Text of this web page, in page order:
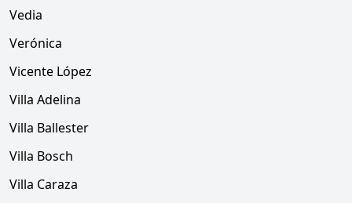
Vedia
Verónica
Vicente López
Villa Adelina
Villa Ballester
Villa Bosch
Villa Caraza